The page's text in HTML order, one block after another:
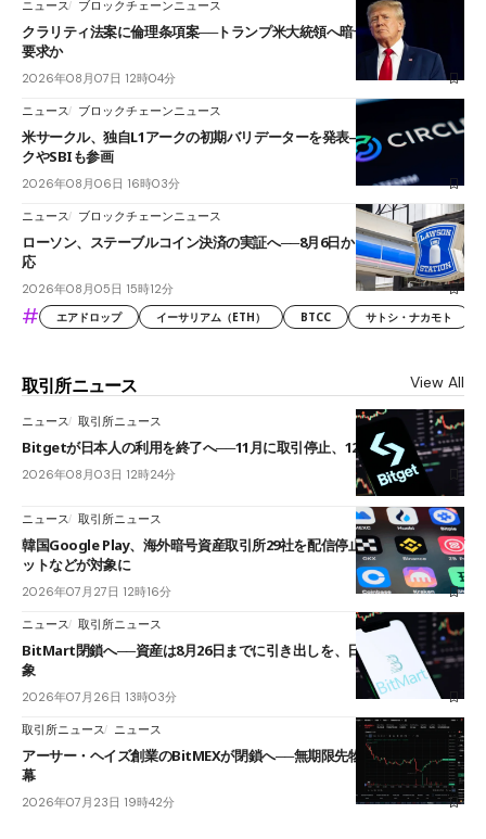
ニュース ブロックチェーンニュース
クラリティ法案に倫理条項案──トランプ米大統領へ暗号資産事業の売却
要求か
2026年08月07日 12時04分
ニュース ブロックチェーンニュース
米サークル、独自L1アークの初期バリデーターを発表――ブラックロッ
クやSBIも参画
2026年08月06日 16時03分
ニュース ブロックチェーンニュース
ローソン、ステーブルコイン決済の実証へ──8月6日からJPYCやUSDC対
応
2026年08月05日 15時12分
# エアドロップ イーサリアム（ETH） BTCC サトシ・ナカモト
取引所ニュース View All
ニュース 取引所ニュース
Bitgetが日本人の利用を終了へ──11月に取引停止、12月末に強制決済
2026年08月03日 12時24分
ニュース 取引所ニュース
韓国Google Play、海外暗号資産取引所29社を配信停止──OKXやバイビ
ットなどが対象に
2026年07月27日 12時16分
ニュース 取引所ニュース
BitMart閉鎖へ──資産は8月26日までに引き出しを、日本人利用者も対
象
2026年07月26日 13時03分
取引所ニュース ニュース
アーサー・ヘイズ創業のBitMEXが閉鎖へ──無期限先物を生んだ11年に
幕
2026年07月23日 19時42分